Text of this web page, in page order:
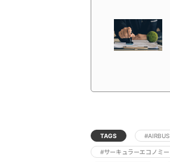
TAGS #AIRBUS
#サーキュラーエコノミー